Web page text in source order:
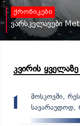
ქრონიკები
ვარსკვლავები
კვირის
1
მოსკოვში,
სავარაუდოდ,